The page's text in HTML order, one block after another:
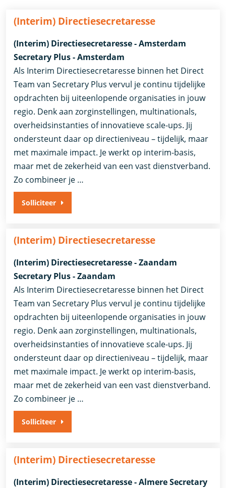
(Interim) Directiesecretaresse
(Interim) Directiesecretaresse - Amsterdam
Secretary Plus - Amsterdam
Als Interim Directiesecretaresse binnen het Direct
Team van Secretary Plus vervul je continu tijdelijke
opdrachten bij uiteenlopende organisaties in jouw
regio. Denk aan zorginstellingen, multinationals,
overheidsinstanties of innovatieve scale-ups. Jij
ondersteunt daar op directieniveau – tijdelijk, maar
met maximale impact. Je werkt op interim-basis,
maar met de zekerheid van een vast dienstverband.
Zo combineer je …
Solliciteer
(Interim) Directiesecretaresse
(Interim) Directiesecretaresse - Zaandam
Secretary Plus - Zaandam
Als Interim Directiesecretaresse binnen het Direct
Team van Secretary Plus vervul je continu tijdelijke
opdrachten bij uiteenlopende organisaties in jouw
regio. Denk aan zorginstellingen, multinationals,
overheidsinstanties of innovatieve scale-ups. Jij
ondersteunt daar op directieniveau – tijdelijk, maar
met maximale impact. Je werkt op interim-basis,
maar met de zekerheid van een vast dienstverband.
Zo combineer je …
Solliciteer
(Interim) Directiesecretaresse
(Interim) Directiesecretaresse - Almere Secretary